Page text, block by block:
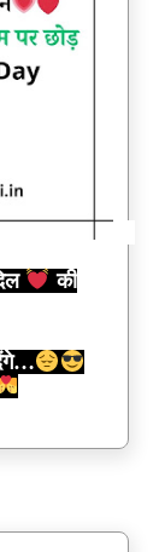
की